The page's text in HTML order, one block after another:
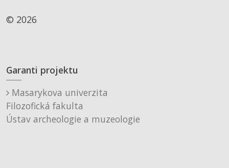
© 2026
Garanti projektu
Masarykova univerzita
Filozofická fakulta
Ústav archeologie a muzeologie